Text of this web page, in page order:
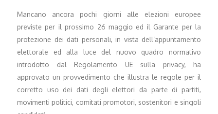
Mancano ancora pochi giorni alle elezioni europee
previste per il prossimo 26 maggio ed il Garante per la
protezione dei dati personali, in vista dell’appuntamento
elettorale ed alla luce del nuovo quadro normativo
introdotto dal Regolamento UE sulla privacy, ha
approvato un provvedimento che illustra le regole per il
corretto uso dei dati degli elettori da parte di partiti,
movimenti politici, comitati promotori, sostenitori e singoli